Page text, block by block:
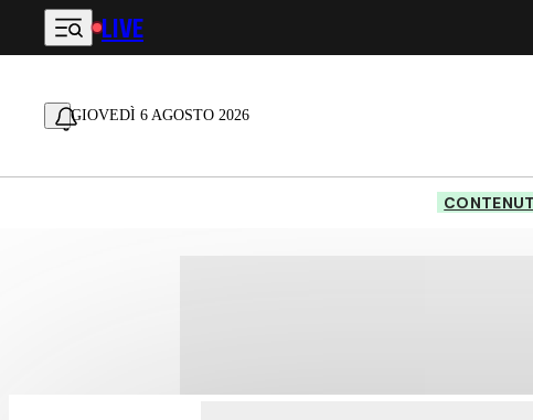
Vai al contenuto principale
LIVE
GIOVEDÌ 6 AGOSTO 2026